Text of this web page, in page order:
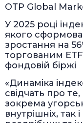
OTP Global
У 2025 році
якого
зростання на
торгованим
фондовій біржі
«Динаміка
свідчать про
зокрема
внутрішніх,